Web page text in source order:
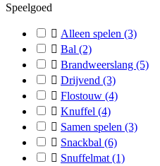
Speelgoed
 Alleen spelen (3)
 Bal (2)
 Brandweerslang (5)
 Drijvend (3)
 Flostouw (4)
 Knuffel (4)
 Samen spelen (3)
 Snackbal (6)
 Snuffelmat (1)